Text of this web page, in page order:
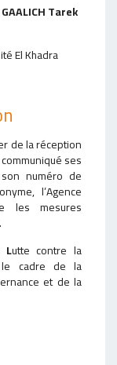
Tarek
El Khadra
de la réception
ses
numéro de
l’Agence
les mesures
Lutte contre la
cadre de la
et de la